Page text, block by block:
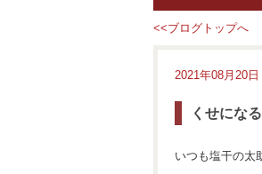
<<ブログトップへ
2021年08月20日
くせにな
いつも塩干の太